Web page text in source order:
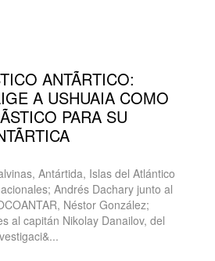
ANTÃRTICO:
A USHUAIA COMO
PARA SU
Antártida, Islas del Atlántico
Andrés Dachary junto al
Néstor González;
al capitán Nikolay Danailov, del